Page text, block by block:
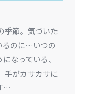
季節。気づいた
るのに…いつの
なっている、
手がカサカサに
…